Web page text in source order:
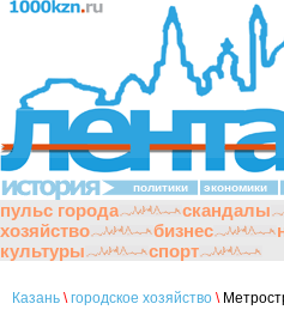
политики экономики
пульс города скандалы
хозяйство
бизнес
культуры
спорт
Казань \ городское хозяйство \